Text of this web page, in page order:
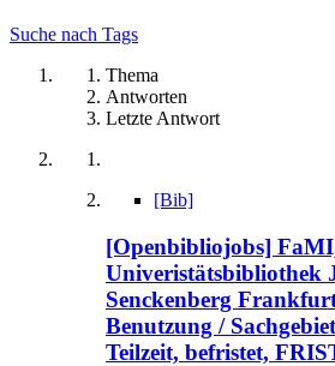
Suche nach Tags
Thema
Antworten
Letzte Antwort
[Bib]
[Openbibliojobs]
Univeristätsbibliothek
Senckenberg
Benutzung /
Teilzeit, befristet,